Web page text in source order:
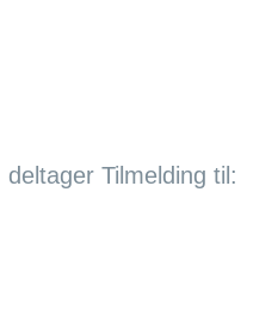
Tilmelding til: